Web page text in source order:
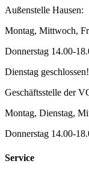
Außenstelle Hausen:
Montag, Mittwoch,
Donnerstag 14.00-
Dienstag geschlossen!
Geschäftsstelle der
Montag, Dienstag,
Donnerstag 14.00-
Service